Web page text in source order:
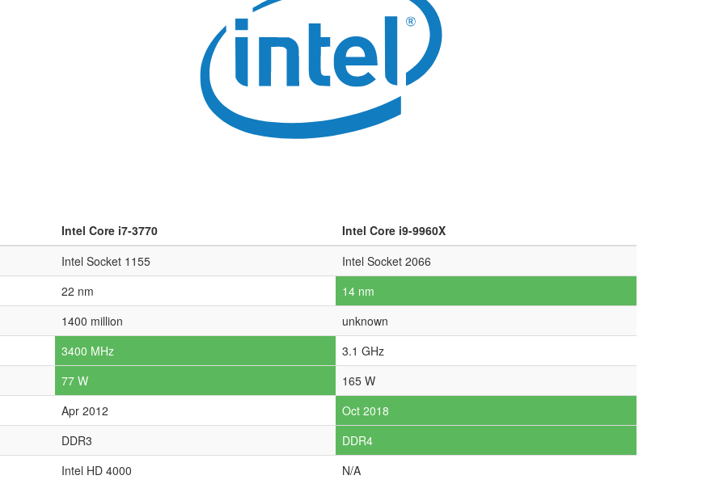
Intel Core i7-3770
Intel Core i9-9960X
Intel Socket 1155
Intel Socket 2066
22 nm
14 nm
1400 million
unknown
3400 MHz
3.1 GHz
77 W
165 W
Apr 2012
Oct 2018
DDR3
DDR4
Intel HD 4000 N/A